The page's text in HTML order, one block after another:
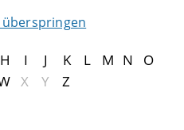
H I J K L M N
O
X Y Z